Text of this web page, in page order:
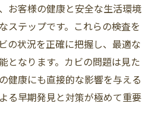
お客様の健康と安全な生活環境
ステップです。これらの検査を
の状況を正確に把握し、最適な
となります。カビの問題は見た
健康にも直接的な影響を与える
る早期発見と対策が極めて重要